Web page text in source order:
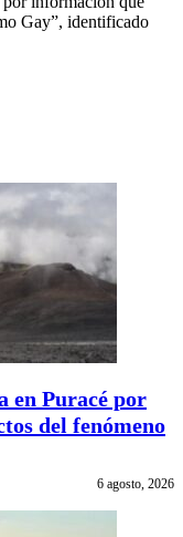
Gay”, identificado
en Puracé por
del fenómeno
6 agosto, 2026